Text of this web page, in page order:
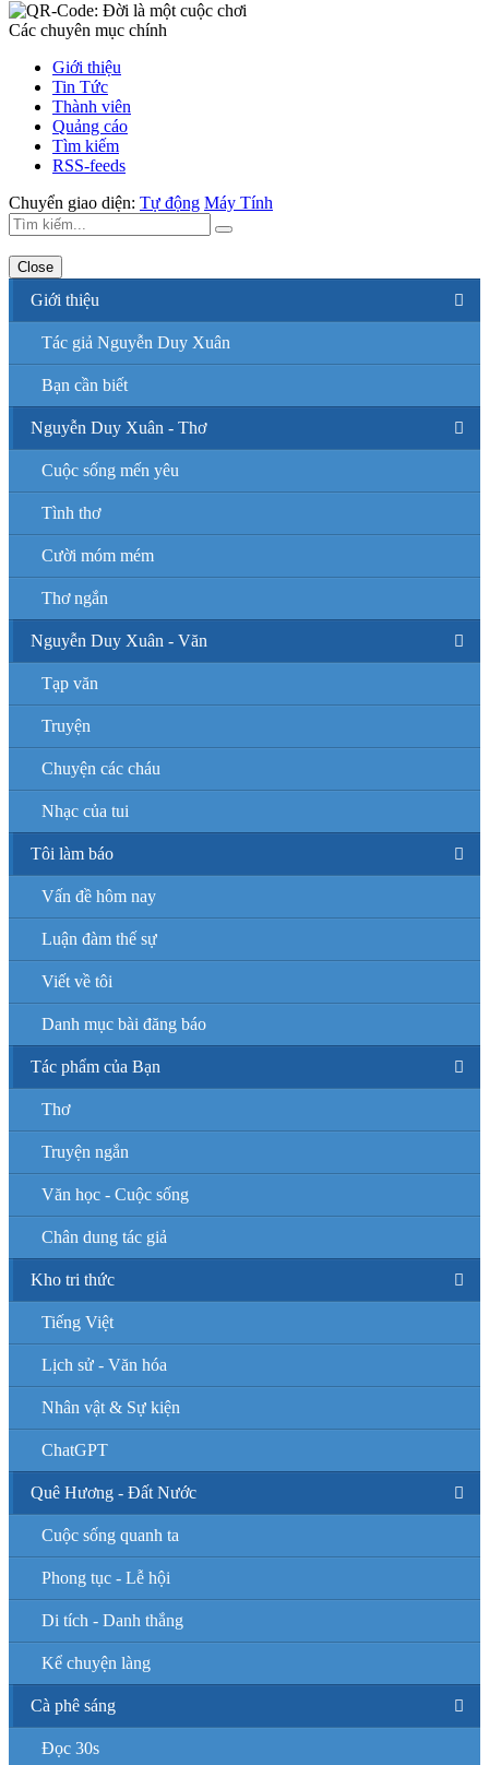
Các chuyên mục chính
Giới thiệu
Tin Tức
Thành viên
Quảng cáo
Tìm kiếm
RSS-feeds
Chuyển giao diện: Tự động Máy Tính
Close
Giới thiệu
Tác giả Nguyễn Duy Xuân
Bạn cần biết
Nguyễn Duy Xuân - Thơ
Cuộc sống mến yêu
Tình thơ
Cười móm mém
Thơ ngắn
Nguyễn Duy Xuân - Văn
Tạp văn
Truyện
Chuyện các cháu
Nhạc của tui
Tôi làm báo
Vấn đề hôm nay
Luận đàm thế sự
Viết về tôi
Danh mục bài đăng báo
Tác phẩm của Bạn
Thơ
Truyện ngắn
Văn học - Cuộc sống
Chân dung tác giả
Kho tri thức
Tiếng Việt
Lịch sử - Văn hóa
Nhân vật & Sự kiện
ChatGPT
Quê Hương - Đất Nước
Cuộc sống quanh ta
Phong tục - Lễ hội
Di tích - Danh thắng
Kể chuyện làng
Cà phê sáng
Đọc 30s